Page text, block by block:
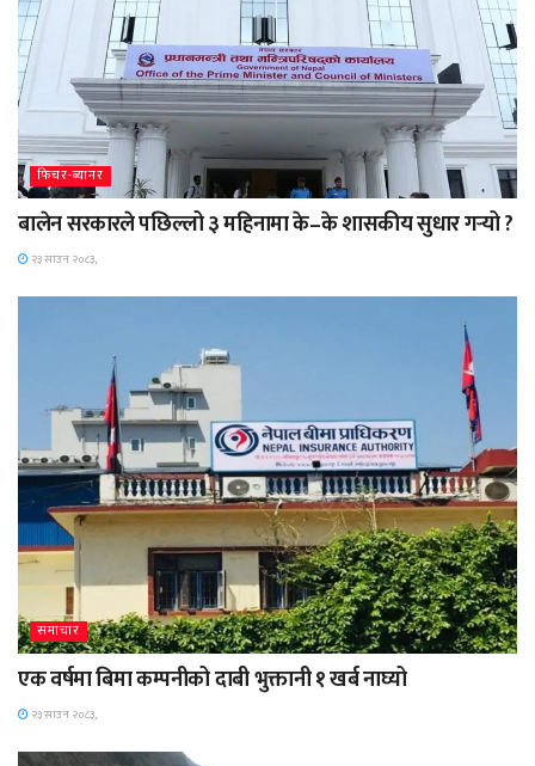
फिचर-ब्यानर
बालेन सरकारले पछिल्लो ३ महिनामा के–के शासकीय सुधार गर्‍यो ?
२३ साउन २०८३,
समाचार
एक वर्षमा बिमा कम्पनीको दाबी भुक्तानी १ खर्ब नाघ्यो
२३ साउन २०८३,